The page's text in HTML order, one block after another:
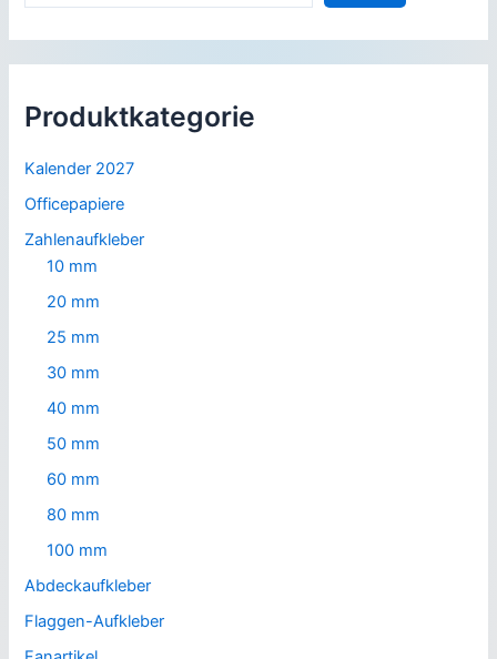
Produktkategorie
Kalender 2027
Officepapiere
Zahlenaufkleber
10 mm
20 mm
25 mm
30 mm
40 mm
50 mm
60 mm
80 mm
100 mm
Abdeckaufkleber
Flaggen-Aufkleber